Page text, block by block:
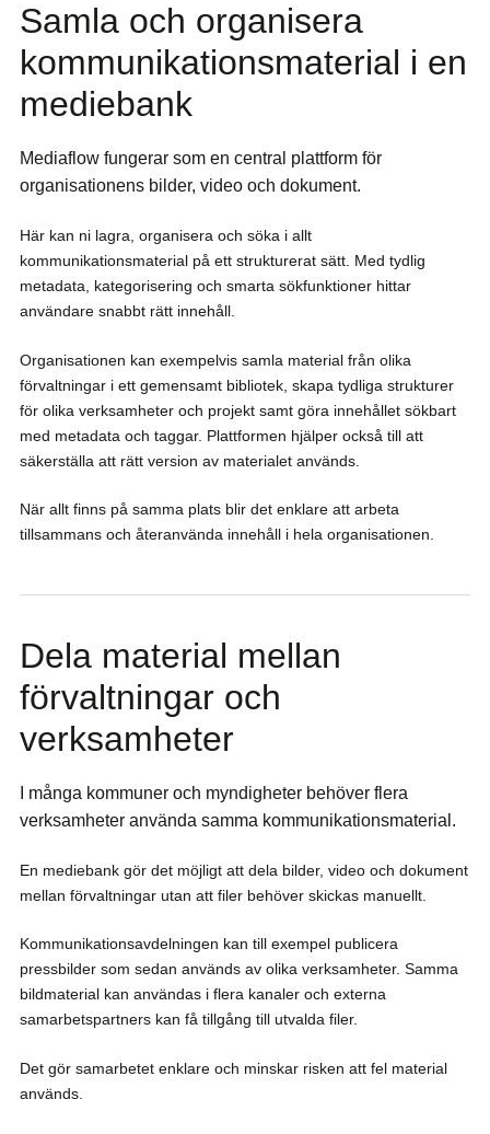
Samla och organisera
kommunikationsmaterial i en
mediebank
Mediaflow fungerar som en central plattform för
organisationens bilder, video och dokument.
Här kan ni lagra, organisera och söka i allt
kommunikationsmaterial på ett strukturerat sätt. Med tydlig
metadata, kategorisering och smarta sökfunktioner hittar
användare snabbt rätt innehåll.
Organisationen kan exempelvis samla material från olika
förvaltningar i ett gemensamt bibliotek, skapa tydliga strukturer
för olika verksamheter och projekt samt göra innehållet sökbart
med metadata och taggar. Plattformen hjälper också till att
säkerställa att rätt version av materialet används.
När allt finns på samma plats blir det enklare att arbeta
tillsammans och återanvända innehåll i hela organisationen.
Dela material mellan
förvaltningar och
verksamheter
I många kommuner och myndigheter behöver flera
verksamheter använda samma kommunikationsmaterial.
En mediebank gör det möjligt att dela bilder, video och dokument
mellan förvaltningar utan att filer behöver skickas manuellt.
Kommunikationsavdelningen kan till exempel publicera
pressbilder som sedan används av olika verksamheter. Samma
bildmaterial kan användas i flera kanaler och externa
samarbetspartners kan få tillgång till utvalda filer.
Det gör samarbetet enklare och minskar risken att fel material
används.